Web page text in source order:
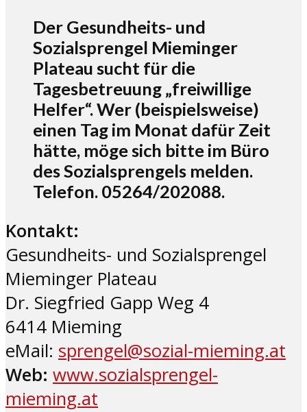
Der Gesundheits- und
Sozialsprengel Mieminger
Plateau sucht für die
Tagesbetreuung „freiwillige
Helfer“. Wer (beispielsweise)
einen Tag im Monat dafür Zeit
hätte, möge sich bitte im Büro
des Sozialsprengels melden.
Telefon. 05264/202088.
Kontakt:
Gesundheits- und Sozialsprengel
Mieminger Plateau
Dr. Siegfried Gapp Weg 4
6414 Mieming
eMail: sprengel@sozial-mieming.at
Web: www.sozialsprengel-
mieming.at